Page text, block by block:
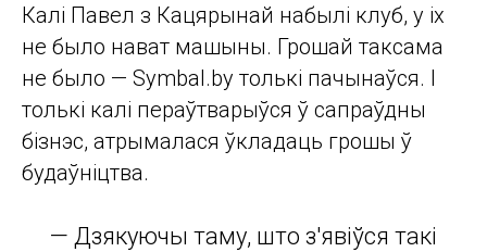
Калі Павел з Кацярынай набылі клуб, у іх
не было нават машыны. Грошай таксама
не было — Symbal.by толькі пачынаўся. І
толькі калі пераўтварыўся ў сапраўдны
бізнэс, атрымалася ўкладаць грошы ў
будаўніцтва.
— Дзякуючы таму, што з'явіўся такі